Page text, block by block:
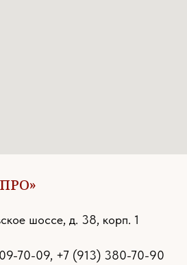
шоссе, д. 38, корп. 1
70-09, +7 (913) 380-70-90